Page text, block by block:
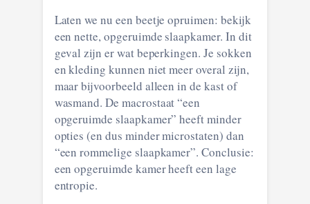
Laten we nu een beetje opruimen: bekijk
een nette, opgeruimde slaapkamer. In dit
geval zijn er wat beperkingen. Je sokken
en kleding kunnen niet meer overal zijn,
maar bijvoorbeeld alleen in de kast of
wasmand. De macrostaat “een
opgeruimde slaapkamer” heeft minder
opties (en dus minder microstaten) dan
“een rommelige slaapkamer”. Conclusie:
een opgeruimde kamer heeft een lage
entropie.